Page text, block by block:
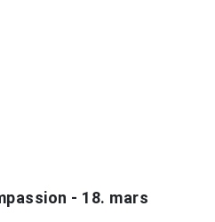
- 18. mars